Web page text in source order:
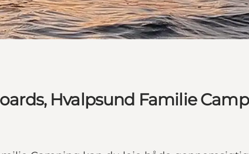
Hvalpsund Familie